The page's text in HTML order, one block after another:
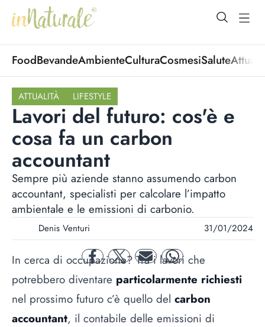
open
FoodBevandeAmbienteCulturaCosmesiSalute
ATTUALITÀ LIFESTYLE
Lavori del futuro: cos'è e
cosa fa un carbon
accountant
Sempre più aziende stanno assumendo carbon
accountant, specialisti per calcolare l’impatto
ambientale e le emissioni di carbonio.
Denis Venturi 31/01/2024
facebooktwitter mail whatsapp
In cerca di occupazione? Tra i lavori che
potrebbero diventare particolarmente richiesti
nel prossimo futuro c’è quello del carbon
accountant, il contabile delle emissioni di